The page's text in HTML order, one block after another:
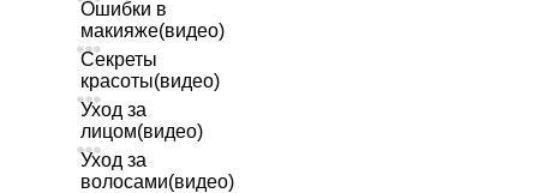
Ошибки в
макияже(видео)
Секреты
красоты(видео)
Уход за
лицом(видео)
Уход за
волосами(видео)